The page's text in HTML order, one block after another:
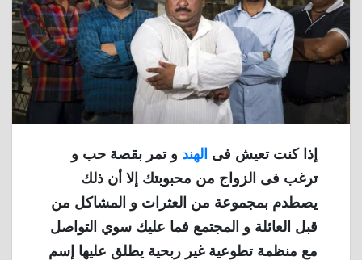
إذا كنت تعيش فى الهند و تمر بقصة حب و
ترغب فى الزواج من محبوبتك إلا أن ذلك
يصطدم بمجموعة من العثرات و المشاكل من
قبل العائلة و المجتمع فما عليك سوي التواصل
مع منظمة تطوعية غير ربحية يطلق عليها إسم